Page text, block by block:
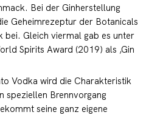
Bei der Ginherstellung
Geheimrezeptur der Botanicals
bei. Gleich viermal gab es unter
Spirits Award (2019) als ‚Gin
Vodka wird die Charakteristik
speziellen Brennvorgang
seine ganz eigene